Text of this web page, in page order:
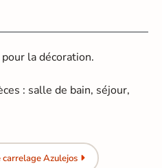
la décoration.
: salle de bain, séjour,
Azulejos